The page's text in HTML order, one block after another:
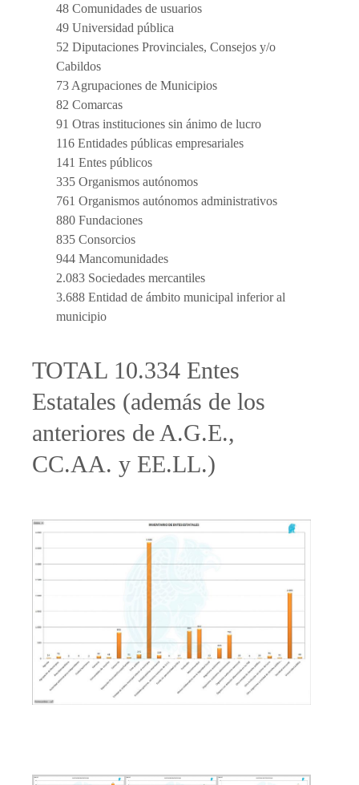
48 Comunidades de usuarios
49 Universidad pública
52 Diputaciones Provinciales, Consejos y/o
Cabildos
73 Agrupaciones de Municipios
82 Comarcas
91 Otras instituciones sin ánimo de lucro
116 Entidades públicas empresariales
141 Entes públicos
335 Organismos autónomos
761 Organismos autónomos administrativos
880 Fundaciones
835 Consorcios
944 Mancomunidades
2.083 Sociedades mercantiles
3.688 Entidad de ámbito municipal inferior al
municipio
TOTAL 10.334 Entes
Estatales (además de los
anteriores de A.G.E.,
CC.AA. y EE.LL.)